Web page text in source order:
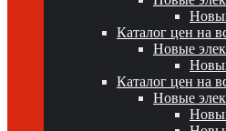
Каталог цен на
Новые
Каталог цен на
Новые